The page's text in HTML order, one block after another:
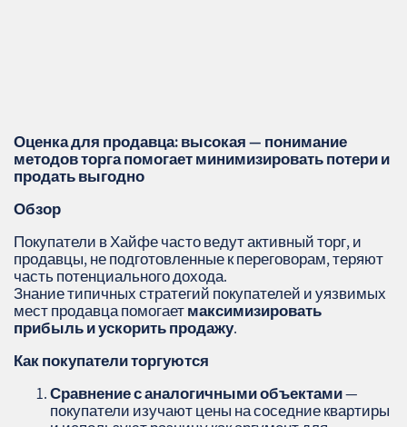
Оценка для продавца: высокая — понимание
методов торга помогает минимизировать потери и
продать выгодно
Обзор
Покупатели в Хайфе часто ведут активный торг, и
продавцы, не подготовленные к переговорам, теряют
часть потенциального дохода.
Знание типичных стратегий покупателей и уязвимых
мест продавца помогаетмаксимизировать
прибыль и ускорить продажу.
Как покупатели торгуются
Сравнение с аналогичными объектами—
покупатели изучают цены на соседние квартиры